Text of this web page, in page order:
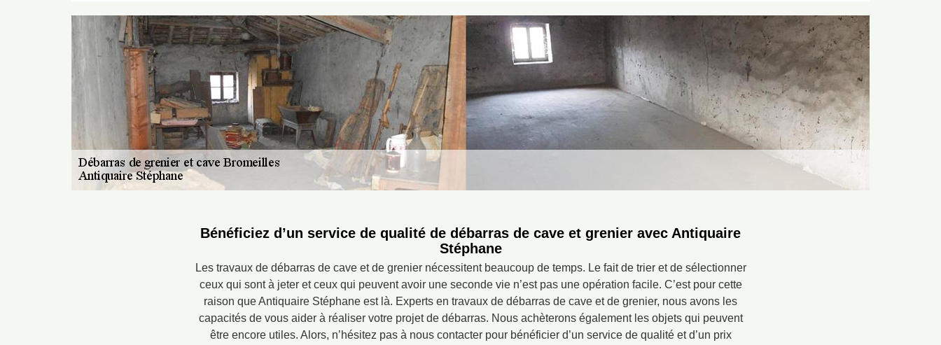
Bénéficiez d’un service de qualité de débarras de cave et grenier avec Antiquaire
Stéphane
Les travaux de débarras de cave et de grenier nécessitent beaucoup de temps. Le fait de trier et de sélectionner
ceux qui sont à jeter et ceux qui peuvent avoir une seconde vie n’est pas une opération facile. C’est pour cette
raison que Antiquaire Stéphane est là. Experts en travaux de débarras de cave et de grenier, nous avons les
capacités de vous aider à réaliser votre projet de débarras. Nous achèterons également les objets qui peuvent
être encore utiles. Alors, n’hésitez pas à nous contacter pour bénéficier d’un service de qualité et d’un prix